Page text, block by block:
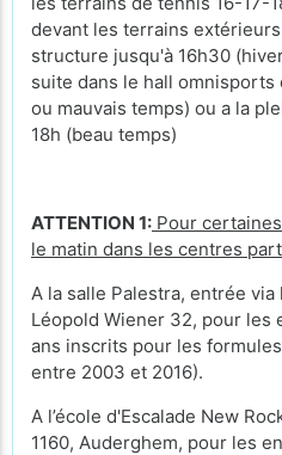
devant les terrains
structure jusqu'à 16h30
suite dans le hall
ou mauvais temps) ou a la
18h (beau temps)
ATTENTION 1: Pour
le matin dans les centres
A la salle Palestra, entrée via
Léopold Wiener 32, pour les
ans inscrits pour les
entre 2003 et 2016).
A l’école d'Escalade New
1160, Auderghem, pour les